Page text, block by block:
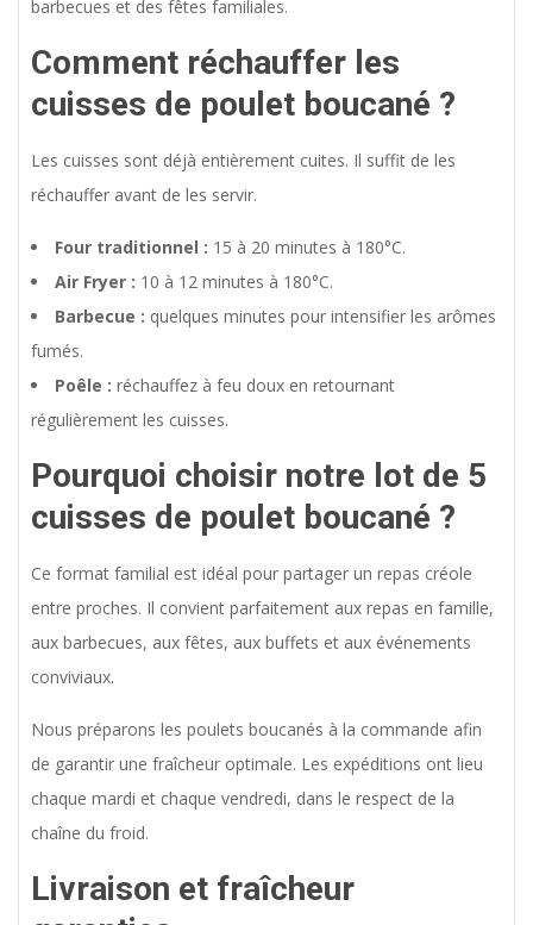
barbecues et des fêtes familiales.
Comment réchauffer les
cuisses de poulet boucané ?
Les cuisses sont déjà entièrement cuites. Il suffit de les
réchauffer avant de les servir.
Four traditionnel : 15 à 20 minutes à 180°C.
Air Fryer : 10 à 12 minutes à 180°C.
Barbecue : quelques minutes pour intensifier les arômes
fumés.
Poêle : réchauffez à feu doux en retournant
régulièrement les cuisses.
Pourquoi choisir notre lot de 5
cuisses de poulet boucané ?
Ce format familial est idéal pour partager un repas créole
entre proches. Il convient parfaitement aux repas en famille,
aux barbecues, aux fêtes, aux buffets et aux événements
conviviaux.
Nous préparons les poulets boucanés à la commande afin
de garantir une fraîcheur optimale. Les expéditions ont lieu
chaque mardi et chaque vendredi, dans le respect de la
chaîne du froid.
Livraison et fraîcheur